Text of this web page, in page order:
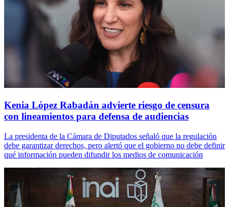
Kenia López Rabadán advierte riesgo de censura
con lineamientos para defensa de audiencias
La presidenta de la Cámara de Diputados señaló que la regulación
debe garantizar derechos, pero alertó que el gobierno no debe definir
qué información pueden difundir los medios de comunicación